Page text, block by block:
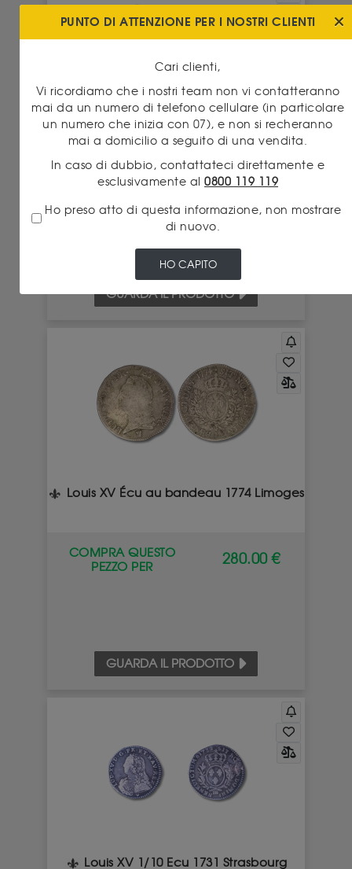
Louis XV Écu au bandeau 1767 Metz
COMPRA QUESTO
170.00 €
GUARDA IL PRODOTTO
Louis XV Écu au bandeau 1774 Limoges
COMPRA QUESTO
PEZZO PER
280.00 €
GUARDA IL PRODOTTO
Louis XV 1/10 Ecu 1731 Strasbourg
PUNTO DI ATTENZIONE PER I NOSTRI CLIENTI
Cari clienti,
Vi ricordiamo che i nostri team non vi contatteranno
mai da un numero di telefono cellulare (in particolare
un numero che inizia con 07), e non si recheranno
mai a domicilio a seguito di una vendita.
In caso di dubbio, contattateci direttamente e
esclusivamente al 0800 119 119
Ho preso atto di questa informazione, non mostrare
di nuovo.
HO CAPITO